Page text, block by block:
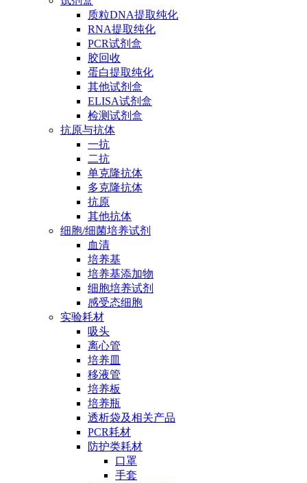
质粒DNA提取纯化
RNA提取纯化
PCR试剂盒
胶回收
蛋白提取纯化
其他试剂盒
ELISA试剂盒
检测试剂盒
抗原与抗体
一抗
二抗
单克隆抗体
多克隆抗体
抗原
其他抗体
细胞/细菌培养试剂
血清
培养基
培养基添加物
细胞培养试剂
感受态细胞
实验耗材
吸头
离心管
培养皿
移液管
培养板
培养瓶
透析袋及相关产品
PCR耗材
防护类耗材
口罩
手套